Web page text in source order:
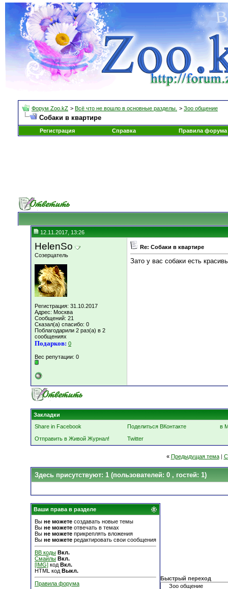
Форум Zoo.kZ > Всё что не вошло в основные разделы. > Зоо общение
Собаки в квартире
Регистрация Справка Правила форума
12.11.2017, 13:26
HelenSo
Созерцатель
Регистрация: 31.10.2017
Адрес: Москва
Сообщений: 21
Сказал(а) спасибо: 0
Поблагодарили 2 раз(а) в 2
сообщениях
Подарков: 0
Вес репутации: 0
Re: Собаки в квартире
Зато у вас собаки есть
Закладки
Share in Facebook
Поделиться ВКонтакте
в
Отправить в Живой Журнал!
Twitter
« Предыдущая тема|
Здесь присутствуют: 1 (пользователей: 0 , гостей: 1)
Ваши права в разделе
Вы не можете создавать новые темы
Вы не можете отвечать в темах
Вы не можете прикреплять вложения
Вы не можете редактировать свои сообщения
BB коды Вкл.
Смайлы Вкл.
[IMG] код Вкл.
HTML код Выкл.
Правила форума
Быстрый переход